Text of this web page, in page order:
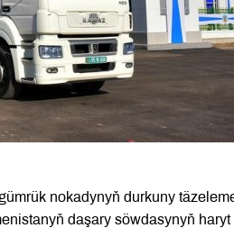
nokadynyň durkuny
daşary söwdasynyň